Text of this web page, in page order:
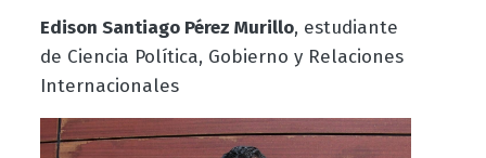
Edison Santiago Pérez Murillo, estudiante
de Ciencia Política, Gobierno y Relaciones
Internacionales